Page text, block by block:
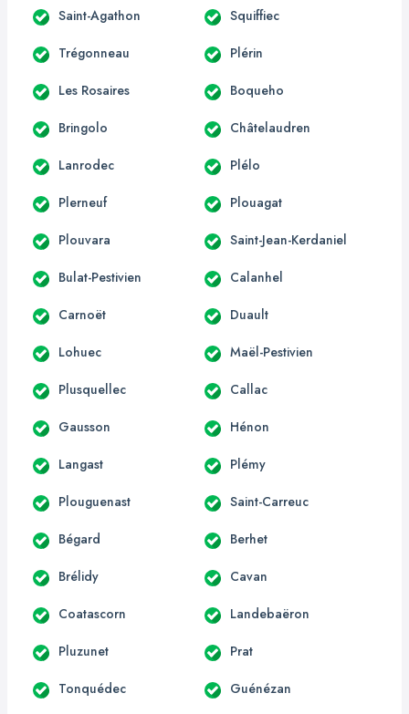
Saint-Agathon Squiffiec
Trégonneau Plérin
Les Rosaires Boqueho
Bringolo Châtelaudren
Lanrodec Plélo
Plerneuf Plouagat
Plouvara Saint-Jean-Kerdaniel
Bulat-Pestivien Calanhel
Carnoët Duault
Lohuec Maël-Pestivien
Plusquellec Callac
Gausson Hénon
Langast Plémy
Plouguenast Saint-Carreuc
Bégard Berhet
Brélidy Cavan
Coatascorn Landebaëron
Pluzunet Prat
Tonquédec Guénézan